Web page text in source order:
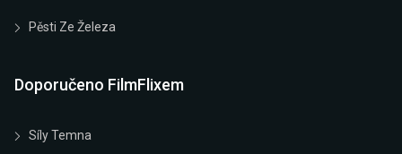
Pěsti Ze Železa
Doporučeno FilmFlixem
Síly Temna